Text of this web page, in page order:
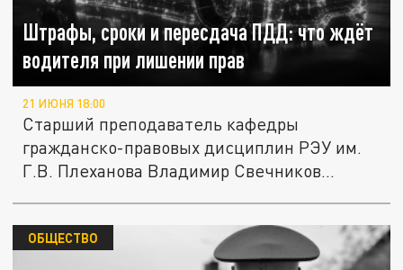
Штрафы, сроки и пересдача ПДД: что ждёт
водителя при лишении прав
21 ИЮНЯ 18:00
Старший преподаватель кафедры
гражданско-правовых дисциплин РЭУ им.
Г.В. Плеханова Владимир Свечников...
ОБЩЕСТВО